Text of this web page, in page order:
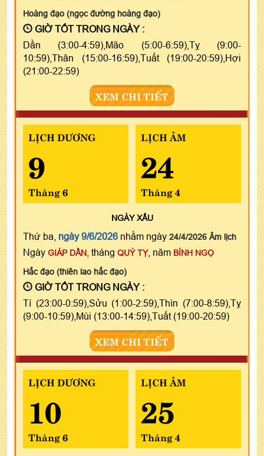
Hoàng đạo (ngọc đường hoàng đạo)
GIỜ TỐT TRONG NGÀY :
Dần (3:00-4:59),Mão (5:00-6:59),Tỵ (9:00-
10:59),Thân (15:00-16:59),Tuất (19:00-20:59),Hợi
(21:00-22:59)
XEM CHI TIẾT
LỊCH DƯƠNG
9
Tháng 6
LỊCH ÂM
24
Tháng 4
NGÀYXẤU
Thứ ba, ngày 9/6/2026 nhằm ngày 24/4/2026 Âm lịch
Ngày GIÁP DẦN , tháng QUÝ TỴ, năm BÍNH NGỌ
Hắc đạo (thiên lao hắc đạo)
GIỜ TỐT TRONG NGÀY :
Tí (23:00-0:59),Sửu (1:00-2:59),Thìn (7:00-8:59),Tỵ
(9:00-10:59),Mùi (13:00-14:59),Tuất (19:00-20:59)
XEM CHI TIẾT
LỊCH DƯƠNG
10
Tháng 6
LỊCH ÂM
25
Tháng 4